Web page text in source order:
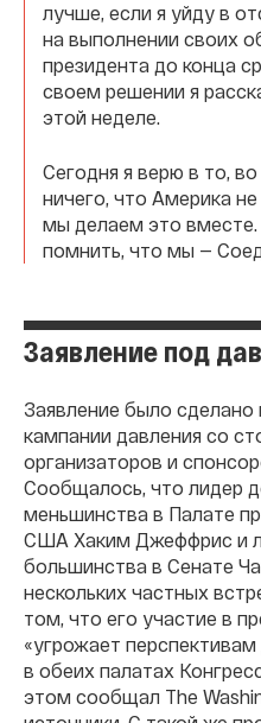
лучше, если я уйду в
на выполнении своих
президента до конца
своем решении я
этой неделе.
Сегодня я верю в то,
ничего, что Америка
мы делаем это
помнить, что мы —
Заявление под
Заявление было
кампании давления со
организаторов и
Сообщалось, что лидер
меньшинства в Палате
США Хаким Джеффрис и
большинства в Сенате
нескольких частных
том, что его участие в
«угрожает
в обеих палатах
этом сообщал The